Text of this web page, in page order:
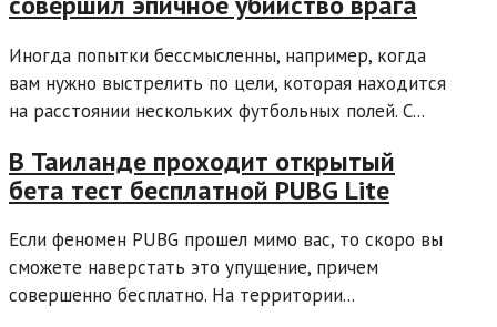
Иногда попытки бессмысленны, например, когда
вам нужно выстрелить по цели, которая находится
на расстоянии нескольких футбольных полей. С...
В Таиланде проходит открытый
бета тест бесплатной PUBG Lite
Если феномен PUBG прошел мимо вас, то скоро вы
сможете наверстать это упущение, причем
совершенно бесплатно. На территории...